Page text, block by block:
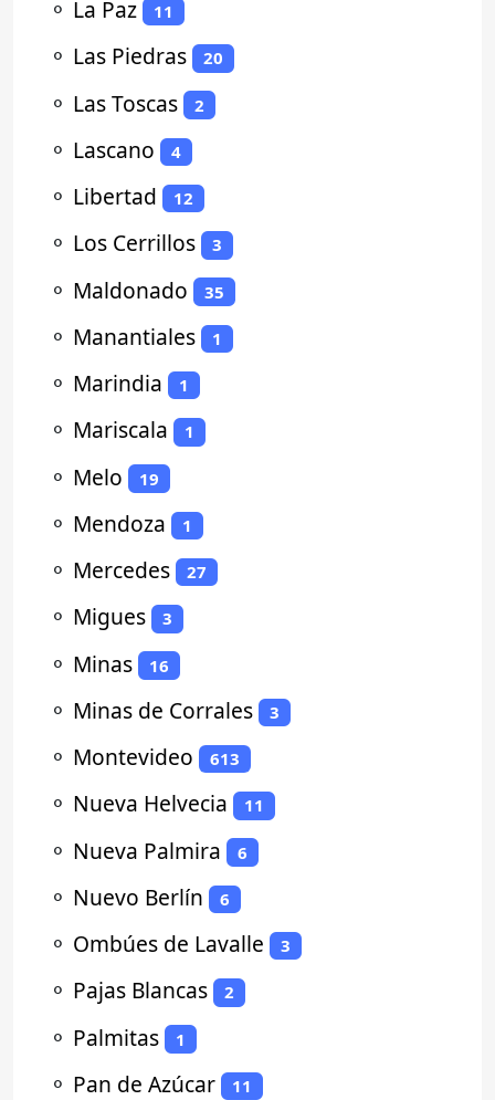
⚬ La Paz 11
⚬ Las Piedras 20
⚬ Las Toscas 2
⚬ Lascano 4
⚬ Libertad 12
⚬ Los Cerrillos 3
⚬ Maldonado 35
⚬ Manantiales 1
⚬ Marindia 1
⚬ Mariscala 1
⚬ Melo 19
⚬ Mendoza 1
⚬ Mercedes 27
⚬ Migues 3
⚬ Minas 16
⚬ Minas de Corrales 3
⚬ Montevideo 613
⚬ Nueva Helvecia 11
⚬ Nueva Palmira 6
⚬ Nuevo Berlín 6
⚬ Ombúes de Lavalle 3
⚬ Pajas Blancas 2
⚬ Palmitas 1
⚬ Pan de Azúcar 11